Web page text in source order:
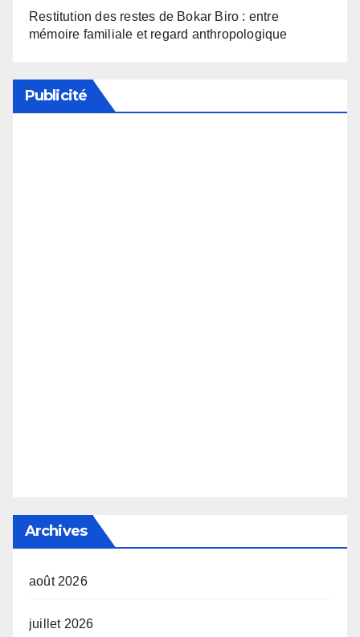
Restitution des restes de Bokar Biro : entre
mémoire familiale et regard anthropologique
Publicité
Archives
août 2026
juillet 2026